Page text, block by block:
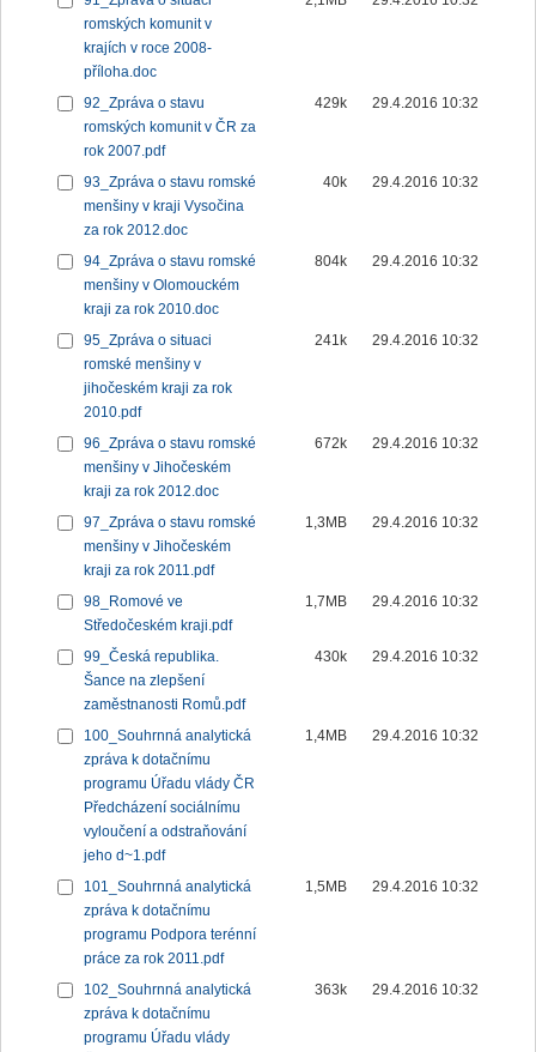
romských komunit v
krajích v roce 2008-
příloha.doc
92_Zpráva o stavu
romských komunit v ČR za
rok 2007.pdf
429k 29.4.2016 10:32
93_Zpráva o stavu romské
menšiny v kraji Vysočina
za rok 2012.doc
40k 29.4.2016 10:32
94_Zpráva o stavu romské
menšiny v Olomouckém
kraji za rok 2010.doc
804k 29.4.2016 10:32
95_Zpráva o situaci
romské menšiny v
jihočeském kraji za rok
2010.pdf
241k 29.4.2016 10:32
96_Zpráva o stavu romské
menšiny v Jihočeském
kraji za rok 2012.doc
672k 29.4.2016 10:32
97_Zpráva o stavu romské
menšiny v Jihočeském
kraji za rok 2011.pdf
1,3MB 29.4.2016 10:32
98_Romové ve
Středočeském kraji.pdf
1,7MB 29.4.2016 10:32
99_Česká republika.
Šance na zlepšení
zaměstnanosti Romů.pdf
430k 29.4.2016 10:32
100_Souhrnná analytická
zpráva k dotačnímu
programu Úřadu vlády ČR
Předcházení sociálnímu
vyloučení a odstraňování
jeho d~1.pdf
1,4MB 29.4.2016 10:32
101_Souhrnná analytická
zpráva k dotačnímu
programu Podpora terénní
práce za rok 2011.pdf
1,5MB 29.4.2016 10:32
102_Souhrnná analytická
zpráva k dotačnímu
programu Úřadu vlády
363k 29.4.2016 10:32